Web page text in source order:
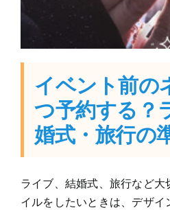
イベント前の
つ予約する？
婚式・旅行の
ライブ、結婚式、旅行など大
イルをしたいときは、デザイ